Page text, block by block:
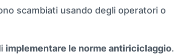
scambiati usando degli operatori o
implementare le norme antiriciclaggio.